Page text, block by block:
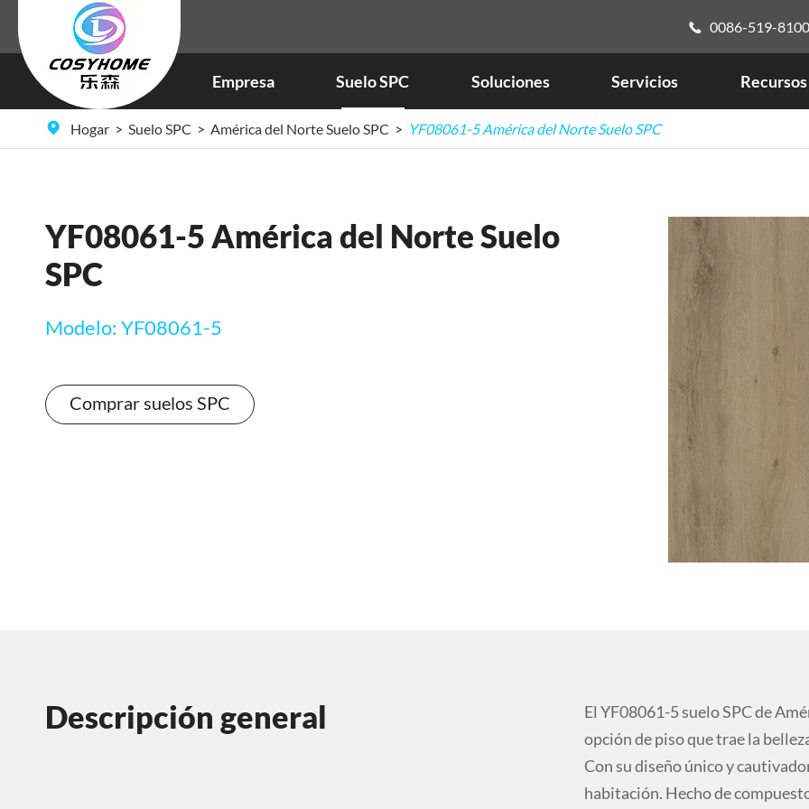
 0086-519-
Empresa Suelo SPC Soluciones Servicios Recursos
Hogar Suelo SPC América del Norte Suelo SPC YF08061-5 América del Norte Suelo SPC
YF08061-5 América del Norte Suelo
SPC
Modelo: YF08061-5
Comprar suelos SPC
Descripción general
El YF08061-5 suelo SPC de
opción de piso que trae la
Con su diseño único y
habitación. Hecho de